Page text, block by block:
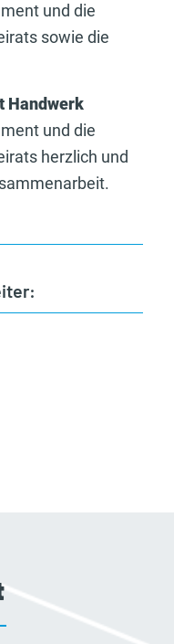
und die
sowie die
Handwerk
und die
herzlich und